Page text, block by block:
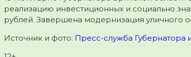
реализацию инвестиционных и социально
рублей. Завершена модернизация уличного
Источник и фото: Пресс-служба Губернатора